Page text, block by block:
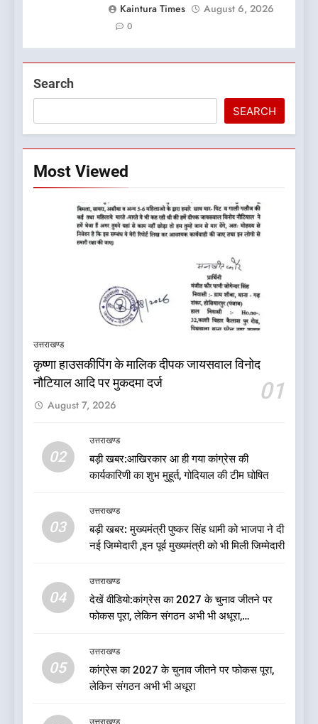
Kaintura Times
August 6, 2026
0
Search
SEARCH
Most Viewed
उत्तराखण्ड
कृष्णा हाउसकीपिंग के मालिक दीपक जायसवाल विनोद
नौटियाल आदि पर मुकदमा दर्ज
01
August 7, 2026
02
उत्तराखण्ड
बड़ी खबर:आखिरकार आ ही गया कांग्रेस की
कार्यकारिणी का शुभ मुहूर्त, गोदियाल की टीम घोषित
03
उत्तराखण्ड
बड़ी खबर: मुख्यमंत्री पुष्कर सिंह धामी को भाजपा ने दी
नई जिम्मेदारी ,इन पूर्व मुख्यमंत्री को भी मिली जिम्मेदारी
04
उत्तराखण्ड
देखें वीडियो:कांग्रेस का 2027 के चुनाव जीतने पर
फोकस पूरा, लेकिन संगठन अभी भी अधूरा,
05
उत्तराखण्ड
कांग्रेस का 2027 के चुनाव जीतने पर फोकस पूरा,
लेकिन संगठन अभी भी अधूरा
कांग्रेस का 2027 के चुनाव जीतने
पर फोकस पूरा, लेकिन संगठन अभी
6
दिल्ली की कोर ग्रुप बैठक में भाजपा
7
ऑरेंज अलर्ट के बीच डीएम का बड़ा
भालू, ग्रामीणों में दहशत
उत्तराखण्ड
1
कृष्णा हाउसकीपिंग के मालिक दीपक
जायसवाल विनोद नौटियाल आदि पर